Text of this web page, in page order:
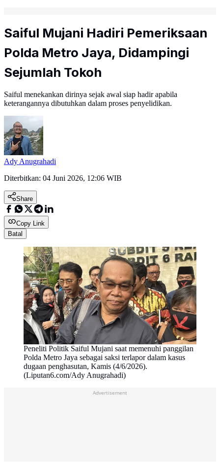
Saiful Mujani Hadiri Pemeriksaan
Polda Metro Jaya, Didampingi
Sejumlah Tokoh
Saiful menekankan dirinya sejak awal siap hadir apabila
keterangannya dibutuhkan dalam proses penyelidikan.
Ady Anugrahadi
Diterbitkan: 04 Juni 2026, 12:06 WIB
Share
Copy Link
Batal
Peneliti Politik Saiful Mujani saat memenuhi panggilan
Polda Metro Jaya sebagai saksi terlapor dalam kasus
dugaan penghasutan, Kamis (4/6/2026).
(Liputan6.com/Ady Anugrahadi)
Advertisement